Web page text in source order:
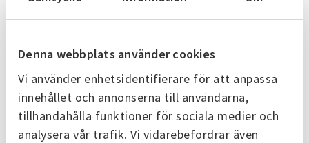
Denna webbplats använder cookies
Vi använder enhetsidentifierare för att anpassa
innehållet och annonserna till användarna,
tillhandahålla funktioner för sociala medier och
analysera vår trafik. Vi vidarebefordrar även
möjliggör att produktionen kan flyttas i tiden.
Till exempel kan man upprätthålla en hög
värmeproduktion under natten och släppa ut den
lagrade värmen under morgontoppen.